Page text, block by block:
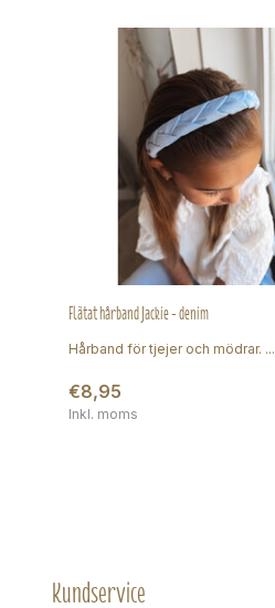
Flätat hårband Jackie - denim
Hårband för tjejer och mödrar. ...
€8,95
Inkl. moms
Kundservice